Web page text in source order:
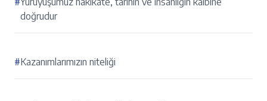
doğrudur
#Kazanımlarımızın niteliği